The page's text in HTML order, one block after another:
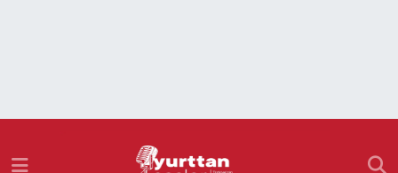
Namaz Vakitleri